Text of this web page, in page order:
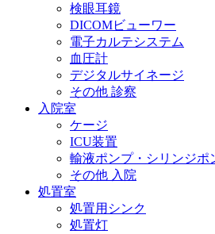
検眼耳鏡
DICOMビューワー
電子カルテシステム
血圧計
デジタルサイネージ
その他 診察
入院室
ケージ
ICU装置
輸液ポンプ・シリンジポ
その他 入院
処置室
処置用シンク
処置灯